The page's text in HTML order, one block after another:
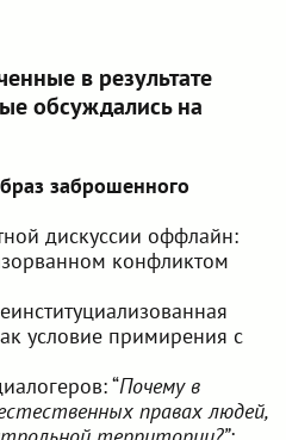
в результате
обсуждались на
заброшенного
дискуссии оффлайн:
конфликтом
условие примирения с
“Почему в
правах людей,